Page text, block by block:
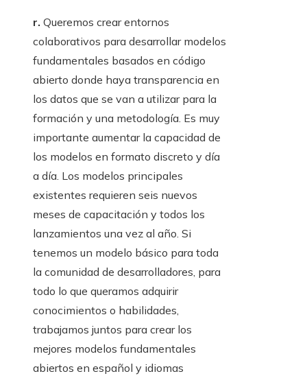
r. Queremos crear entornos
colaborativos para desarrollar modelos
fundamentales basados ​​en código
abierto donde haya transparencia en
los datos que se van a utilizar para la
formación y una metodología. Es muy
importante aumentar la capacidad de
los modelos en formato discreto y día
a día. Los modelos principales
existentes requieren seis nuevos
meses de capacitación y todos los
lanzamientos una vez al año. Si
tenemos un modelo básico para toda
la comunidad de desarrolladores, para
todo lo que queramos adquirir
conocimientos o habilidades,
trabajamos juntos para crear los
mejores modelos fundamentales
abiertos en español y idiomas